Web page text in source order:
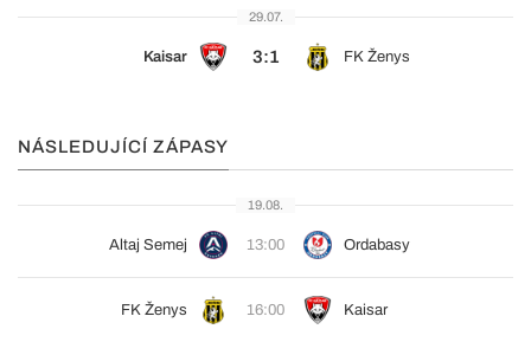
29.07.
Kaisar 3:1 FK Ženys
NÁSLEDUJÍCÍ ZÁPASY
19.08.
Altaj Semej 13:00 Ordabasy
FK Ženys 16:00 Kaisar